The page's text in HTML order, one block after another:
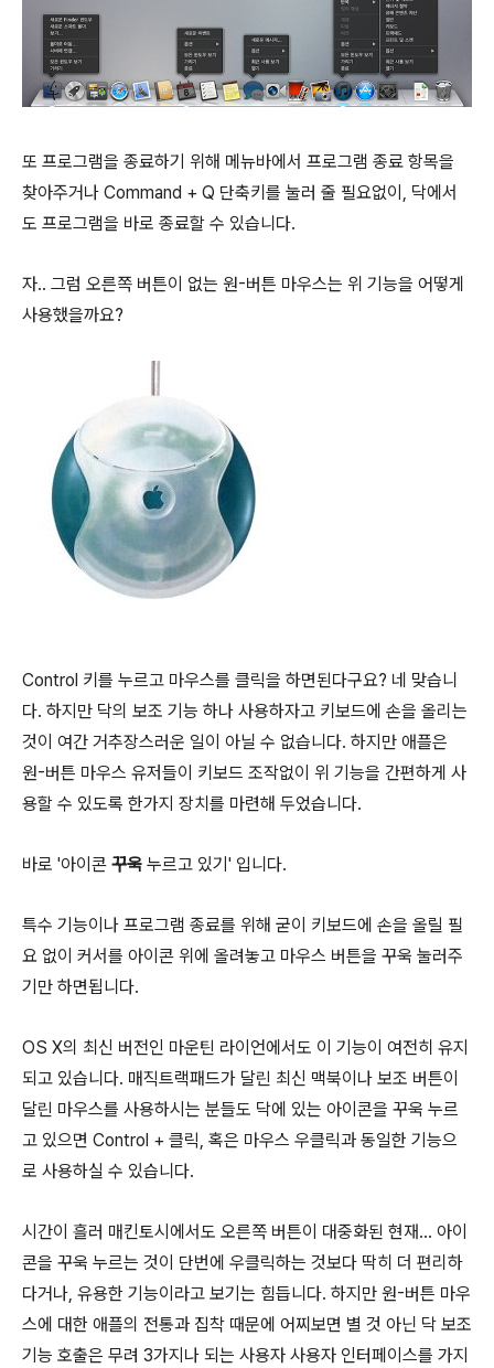
또 프로그램을 종료하기 위해 메뉴바에서 프로그램 종료 항목을
찾아주거나 Command + Q 단축키를 눌러 줄 필요없이, 닥에서
도 프로그램을 바로 종료할 수 있습니다.
자.. 그럼 오른쪽 버튼이 없는 원-버튼 마우스는 위 기능을 어떻게
사용했을까요?
Control 키를 누르고 마우스를 클릭을 하면된다구요? 네 맞습니
다. 하지만 닥의 보조 기능 하나 사용하자고 키보드에 손을 올리는
것이 여간 거추장스러운 일이 아닐 수 없습니다. 하지만 애플은
원-버튼 마우스 유저들이 키보드 조작없이 위 기능을 간편하게 사
용할 수 있도록 한가지 장치를 마련해 두었습니다.
바로 '아이콘 꾸욱 누르고 있기' 입니다.
특수 기능이나 프로그램 종료를 위해 굳이 키보드에 손을 올릴 필
요 없이 커서를 아이콘 위에 올려놓고 마우스 버튼을 꾸욱 눌러주
기만 하면됩니다.
OS X의 최신 버전인 마운틴 라이언에서도 이 기능이 여전히 유지
되고 있습니다. 매직트랙패드가 달린 최신 맥북이나 보조 버튼이
달린 마우스를 사용하시는 분들도 닥에 있는 아이콘을 꾸욱 누르
고 있으면 Control + 클릭, 혹은 마우스 우클릭과 동일한 기능으
로 사용하실 수 있습니다.
시간이 흘러 매킨토시에서도 오른쪽 버튼이 대중화된 현재... 아이
콘을 꾸욱 누르는 것이 단번에 우클릭하는 것보다 딱히 더 편리하
다거나, 유용한 기능이라고 보기는 힘듭니다. 하지만 원-버튼 마우
스에 대한 애플의 전통과 집착 때문에 어찌보면 별 것 아닌 닥 보조
기능 호출은 무려 3가지나 되는 사용자 사용자 인터페이스를 가지